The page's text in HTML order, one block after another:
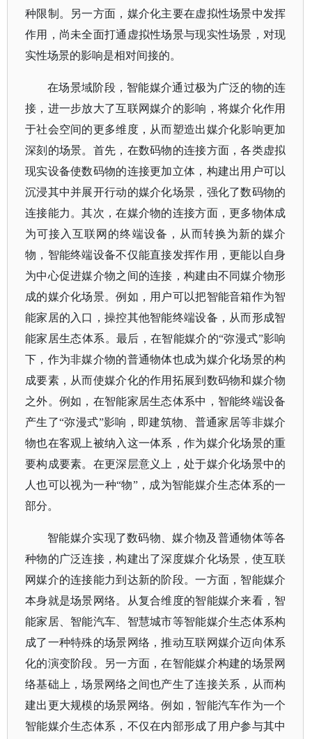
种限制。另一方面，媒介化主要在虚拟性场景中发挥
作用，尚未全面打通虚拟性场景与现实性场景，对现
实性场景的影响是相对间接的。
在场景域阶段，智能媒介通过极为广泛的物的连
接，进一步放大了互联网媒介的影响，将媒介化作用
于社会空间的更多维度，从而塑造出媒介化影响更加
深刻的场景。首先，在数码物的连接方面，各类虚拟
现实设备使数码物的连接更加立体，构建出用户可以
沉浸其中并展开行动的媒介化场景，强化了数码物的
连接能力。其次，在媒介物的连接方面，更多物体成
为可接入互联网的终端设备，从而转换为新的媒介
物，智能终端设备不仅能直接发挥作用，更能以自身
为中心促进媒介物之间的连接，构建由不同媒介物形
成的媒介化场景。例如，用户可以把智能音箱作为智
能家居的入口，操控其他智能终端设备，从而形成智
能家居生态体系。最后，在智能媒介的“弥漫式”影响
下，作为非媒介物的普通物体也成为媒介化场景的构
成要素，从而使媒介化的作用拓展到数码物和媒介物
之外。例如，在智能家居生态体系中，智能终端设备
产生了“弥漫式”影响，即建筑物、普通家居等非媒介
物也在客观上被纳入这一体系，作为媒介化场景的重
要构成要素。在更深层意义上，处于媒介化场景中的
人也可以视为一种“物”，成为智能媒介生态体系的一
部分。
智能媒介实现了数码物、媒介物及普通物体等各
种物的广泛连接，构建出了深度媒介化场景，使互联
网媒介的连接能力到达新的阶段。一方面，智能媒介
本身就是场景网络。从复合维度的智能媒介来看，智
能家居、智能汽车、智慧城市等智能媒介生态体系构
成了一种特殊的场景网络，推动互联网媒介迈向体系
化的演变阶段。另一方面，在智能媒介构建的场景网
络基础上，场景网络之间也产生了连接关系，从而构
建出更大规模的场景网络。例如，智能汽车作为一个
智能媒介生态体系，不仅在内部形成了用户参与其中